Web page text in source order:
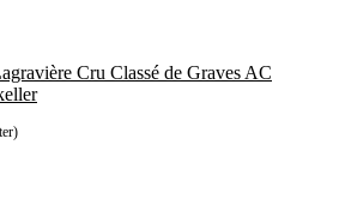
Cru Classé de Graves AC